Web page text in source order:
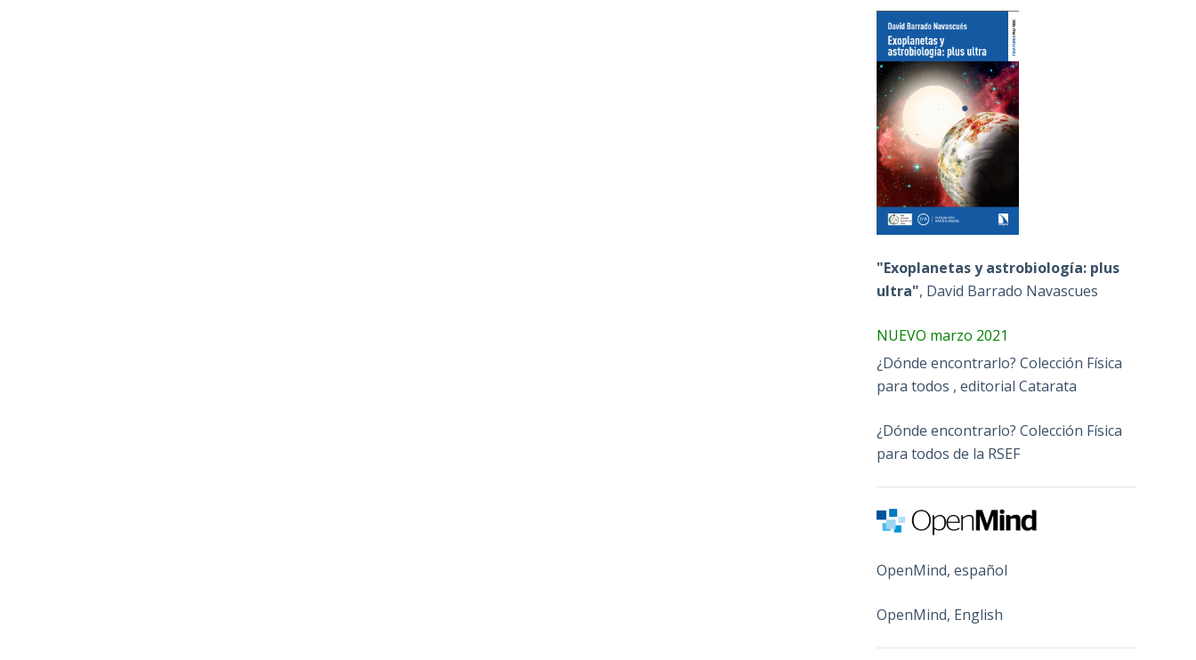
"Exoplanetas y astrobiología: plus
ultra", David Barrado Navascues
NUEVO marzo 2021
¿Dónde encontrarlo? Colección Física
para todos , editorial Catarata
¿Dónde encontrarlo? Colección Física
para todos de la RSEF
OpenMind, español
OpenMind, English